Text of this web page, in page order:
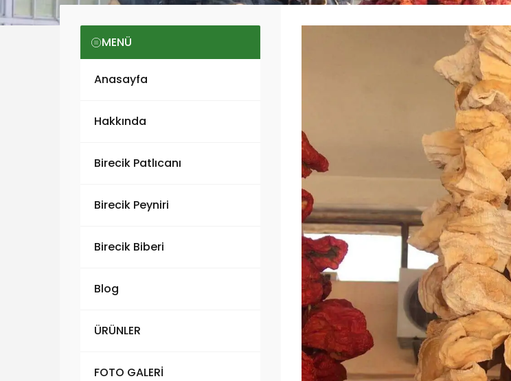
MENÜ
Anasayfa
Hakkında
Birecik Patlıcanı
Birecik Peyniri
Birecik Biberi
Blog
ÜRÜNLER
FOTO GALERİ